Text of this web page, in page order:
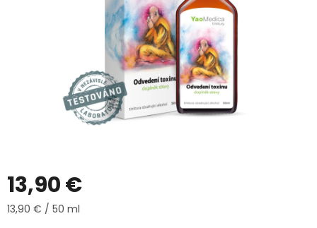
13,90 €
Jednotková
13,90 € / 50 ml